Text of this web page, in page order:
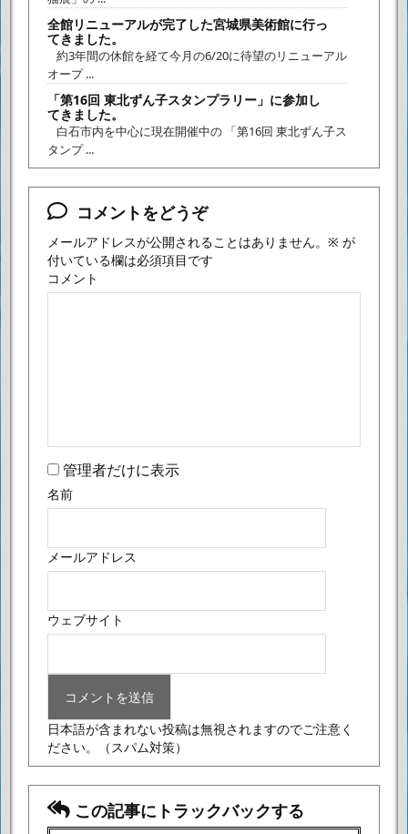
全館リニューアルが完了した宮城県美術館に行っ
てきました。
約3年間の休館を経て今月の6/20に待望のリニューアル
オープ ...
「第16回 東北ずん子スタンプラリー」に参加し
てきました。
白石市内を中心に現在開催中の 「第16回 東北ずん子ス
タンプ ...
コメントをどうぞ
メールアドレスが公開されることはありません。 ※ が
付いている欄は必須項目です
コメント
管理者だけに表示
名前
メールアドレス
ウェブサイト
日本語が含まれない投稿は無視されますのでご注意く
ださい。
（スパム対策）
この記事にトラックバックする